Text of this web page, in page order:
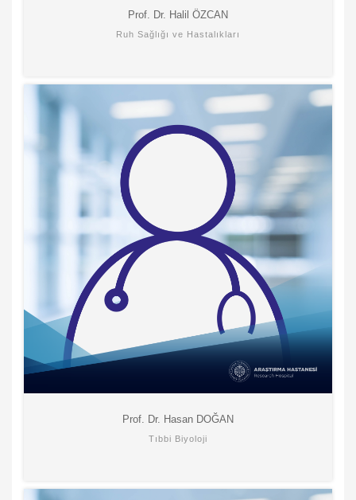
Prof. Dr. Halil ÖZCAN
Ruh Sağlığı ve Hastalıkları
Prof. Dr. Hasan DOĞAN
Tıbbi Biyoloji